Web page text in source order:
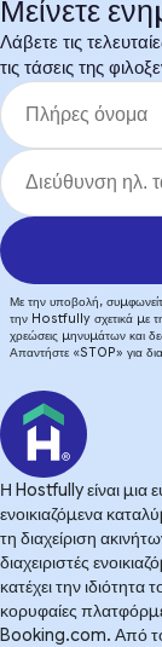
Μείνετε
Λάβετε τις
τις τάσεις της
Με την υποβολή,
την Hostfully σχετικά με την
χρεώσεις μηνυμάτων και
Απαντήστε «STOP» για
Η Hostfully είναι μια
ενοικιαζόμενα
τη διαχείριση
διαχειριστές
κατέχει την
κορυφαίες
Booking.com. Από το